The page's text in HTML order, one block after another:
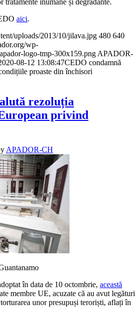
tratamente inumane și degradante.
aici.
uploads/2013/10/jilava.jpg 480 640
wp-
logo-tmp-300x159.pngAPADOR-
08-12 13:08:47CEDO condamnă
proaste din închisori
rezoluția
privind
APADOR-CH
în data de 10 octombrie, această
membre UE, acuzate că au avut legături
unor presupuși teroriști, aflați în